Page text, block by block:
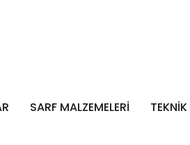
SARF MALZEMELERİ